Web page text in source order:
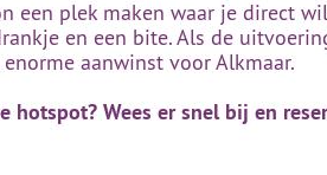
een plek maken waar je direct
en een bite. Als de
aanwinst voor Alkmaar.
hotspot? Wees er snel bij en